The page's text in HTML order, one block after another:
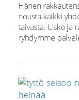
Hänen
nousta kaikki
taivasta. Usko ja
ryhdymme